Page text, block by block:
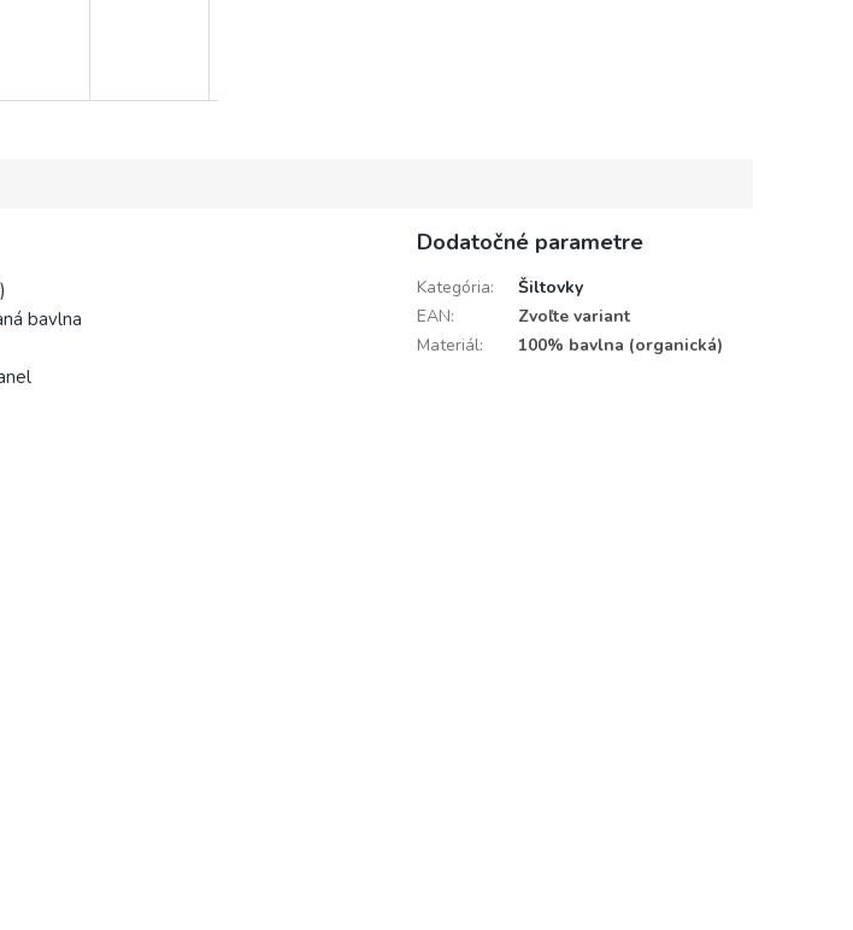
bavlna
Dodatočné parametre
Kategória:
Šiltovky
EAN:
Zvoľte variant
Materiál: 100% bavlna (organická)